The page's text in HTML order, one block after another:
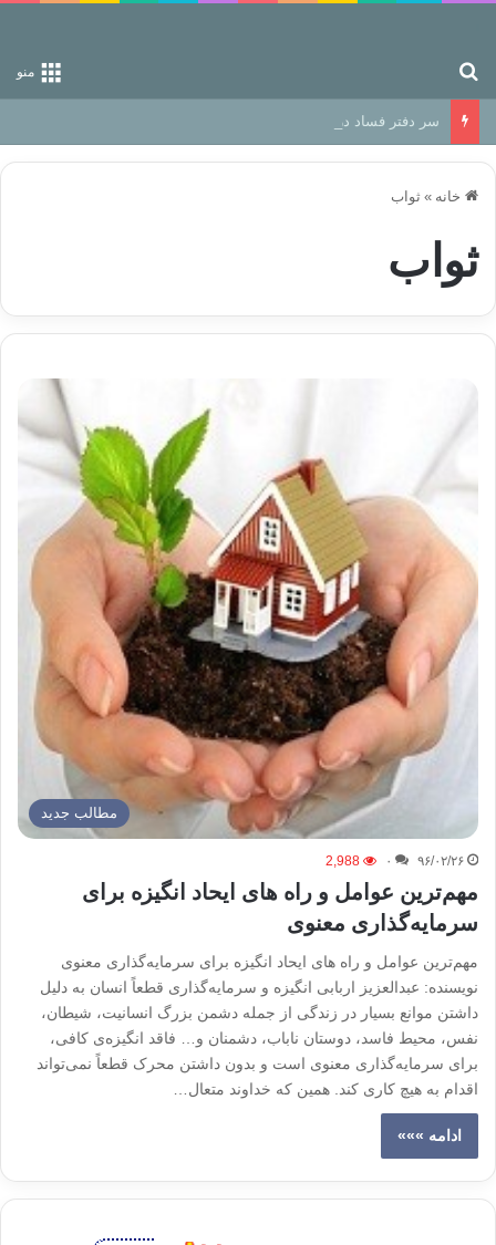
منو
سر دفتر فساد در زمین‌، دوری وکناره‌گیری از راه خداست‌!
خانه » ثواب
ثواب
مطالب جدید
۹۶/۰۲/۲۶ ۰ 2,988
مهم‌ترین عوامل و راه های ایحاد انگیزه برای
سرمایه‌گذاری معنوی
مهم‌ترین عوامل و راه های ایحاد انگیزه برای سرمایه‌گذاری معنوی
نویسنده: عبدالعزیز اربابی انگیزه و سرمایه‌گذاری قطعاً انسان به دلیل
داشتن موانع بسیار در زندگی از جمله دشمن بزرگ انسانیت، شیطان،
نفس، محیط فاسد، دوستان ناباب، دشمنان و… فاقد انگیزه‌ی کافی،
برای سرمایه‌گذاری معنوی است و بدون داشتن محرک قطعاً نمی‌تواند
اقدام به هیچ کاری کند. همین که خداوند متعال…
ادامه »»»